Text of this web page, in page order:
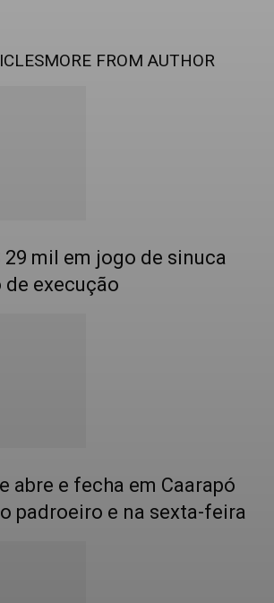
MORE FROM AUTHOR
29 mil em jogo de sinuca
execução
abre e fecha em Caarapó
padroeiro e na sexta-feira